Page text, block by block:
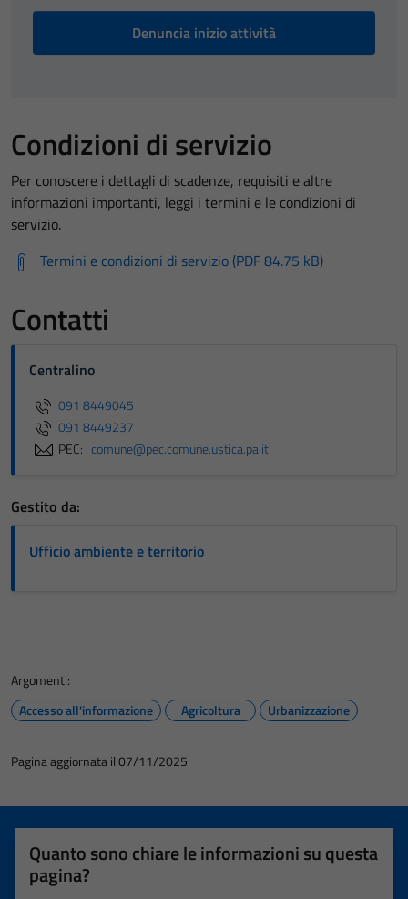
Denuncia inizio attività
Condizioni di servizio
Per conoscere i dettagli di scadenze, requisiti e altre
informazioni importanti, leggi i termini e le condizioni di
servizio.
Termini e condizioni di servizio (PDF 84.75 kB)
Contatti
Centralino
091 8449045
091 8449237
PEC: : comune@pec.comune.ustica.pa.it
Gestito da:
Ufficio ambiente e territorio
Argomenti:
Accesso all'informazione
Agricoltura Urbanizzazione
Pagina aggiornata il 07/11/2025
Quanto sono chiare le informazioni su questa
pagina?